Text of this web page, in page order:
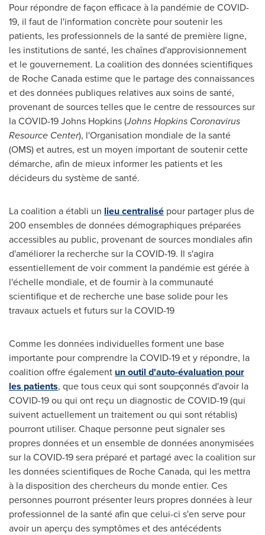
Pour répondre de façon efficace à la pandémie de COVID-
19, il faut de l'information concrète pour soutenir les
patients, les professionnels de la santé de première ligne,
les institutions de santé, les chaînes d'approvisionnement
et le gouvernement. La coalition des données scientifiques
de Roche Canada estime que le partage des connaissances
et des données publiques relatives aux soins de santé,
provenant de sources telles que le centre de ressources sur
la COVID-19Johns Hopkins(Johns Hopkins Coronavirus
Resource Center), l'Organisation mondiale de la santé
(OMS) et autres, est un moyen important de soutenir cette
démarche, afin de mieux informer les patients et les
décideurs du système de santé.
La coalition a établi un lieu centralisé pour partager plus de
200 ensembles de données démographiques préparées
accessibles au public, provenant de sources mondiales afin
d'améliorer la recherche sur la COVID-19. Il s'agira
essentiellement de voir comment la pandémie est gérée à
l'échelle mondiale, et de fournir à la communauté
scientifique et de recherche une base solide pour les
travaux actuels et futurs sur la COVID-19
Comme les données individuelles forment une base
importante pour comprendre la COVID-19 et y répondre, la
coalition offre également un outil d'auto-évaluation pour
les patients, que tous ceux qui sont soupçonnés d'avoir la
COVID-19 ou qui ont reçu un diagnostic de COVID-19 (qui
suivent actuellement un traitement ou qui sont rétablis)
pourront utiliser. Chaque personne peut signaler ses
propres données et un ensemble de données anonymisées
sur la COVID-19 sera préparé et partagé avec la coalition sur
les données scientifiques de Roche Canada, qui les mettra
à la disposition des chercheurs du monde entier. Ces
personnes pourront présenter leurs propres données à leur
professionnel de la santé afin que celui-ci s'en serve pour
avoir un aperçu des symptômes et des antécédents